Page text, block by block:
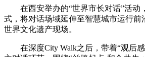
在西安举办的“世界市长对话”活动
式，将对话场域延伸至智慧城市运行前
世界文化遗产现场。
在深度City Walk之后，带着“观后感